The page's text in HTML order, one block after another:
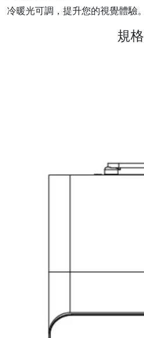
冷暖光可調，提升您的視覺體驗。
規格